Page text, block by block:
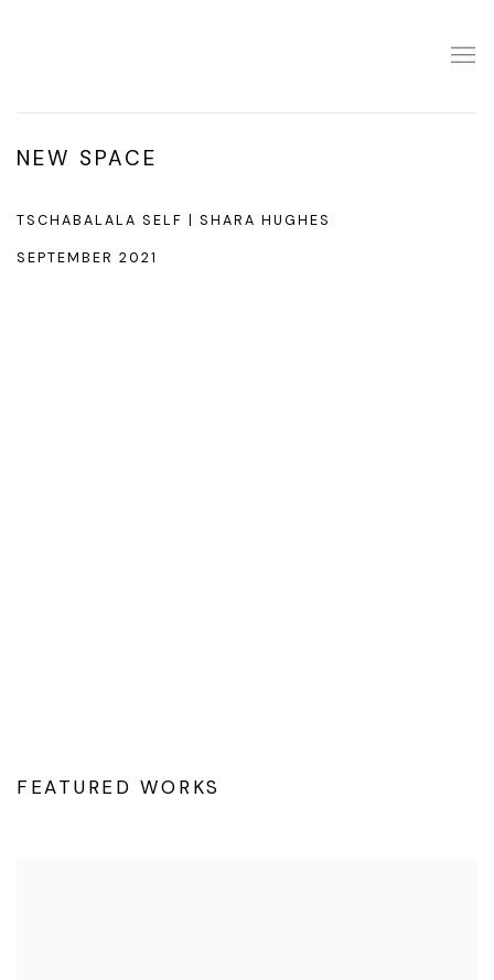
NEW SPACE
TSCHABALALA SELF | SHARA HUGHES
SEPTEMBER 2021
FEATURED WORKS